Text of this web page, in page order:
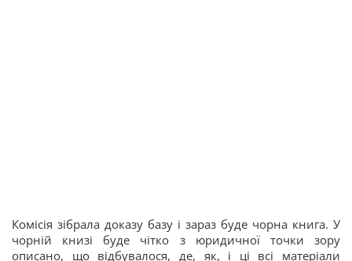
Комісія зібрала доказу базу і зараз буде чорна книга. У
чорній книзі буде чітко з юридичної точки зору
описано, що відбувалося, де, як, і ці всі матеріали